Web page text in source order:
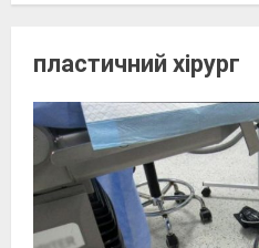
пластичний хірург